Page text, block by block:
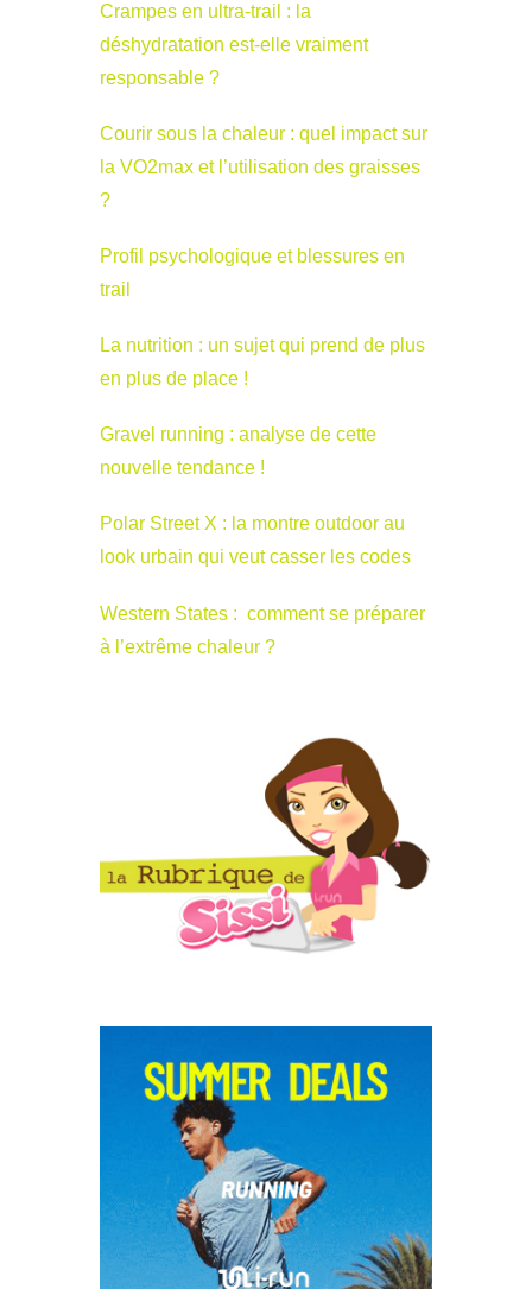
Crampes en ultra-trail : la
déshydratation est-elle vraiment
responsable ?
Courir sous la chaleur : quel impact sur
la VO2max et l’utilisation des graisses
?
Profil psychologique et blessures en
trail
La nutrition : un sujet qui prend de plus
en plus de place !
Gravel running : analyse de cette
nouvelle tendance !
Polar Street X : la montre outdoor au
look urbain qui veut casser les codes
Western States : comment se préparer
à l’extrême chaleur ?